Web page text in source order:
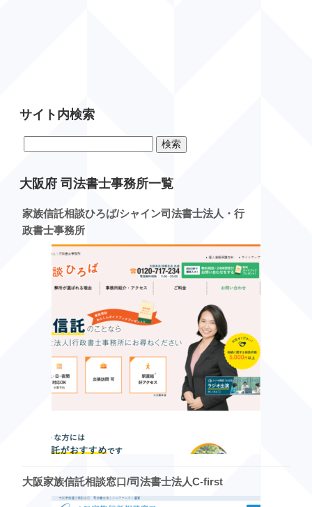
サイト内検索
大阪府 司法書士事務所一覧
家族信託相談ひろば/シャイン司法書士法人・行
政書士事務所
大阪家族信託相談窓口/司法書士法人C-first